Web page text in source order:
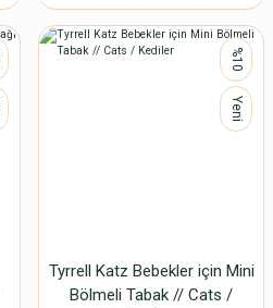
%10
Yeni
Tyrrell Katz Bebekler için Mini
Bölmeli Tabak // Cats /